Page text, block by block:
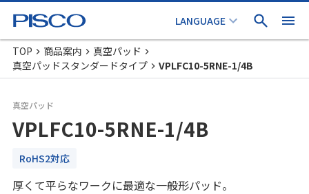
TOP 商品案内
真空パッド
真空パッドスタンダードタイプ
VPLFC10-5RNE-1/4B
真空パッド
VPLFC10-5RNE-1/4B
RoHS2対応
厚くて平らなワークに最適な一般形パッド。